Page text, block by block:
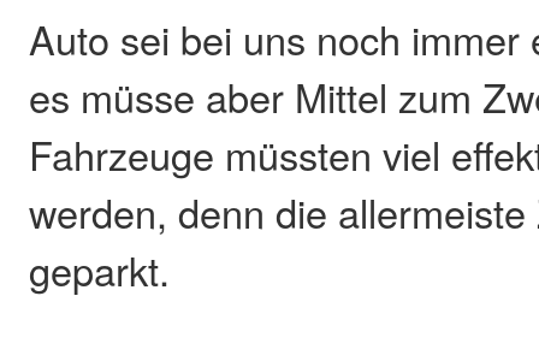
Auto sei bei uns noch immer
es müsse aber Mittel zum
Fahrzeuge müssten viel
werden, denn die
geparkt.